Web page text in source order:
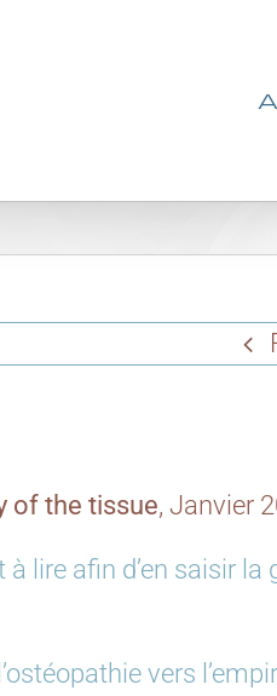
of the tissue, Janvier
lire afin d’en saisir la
vers